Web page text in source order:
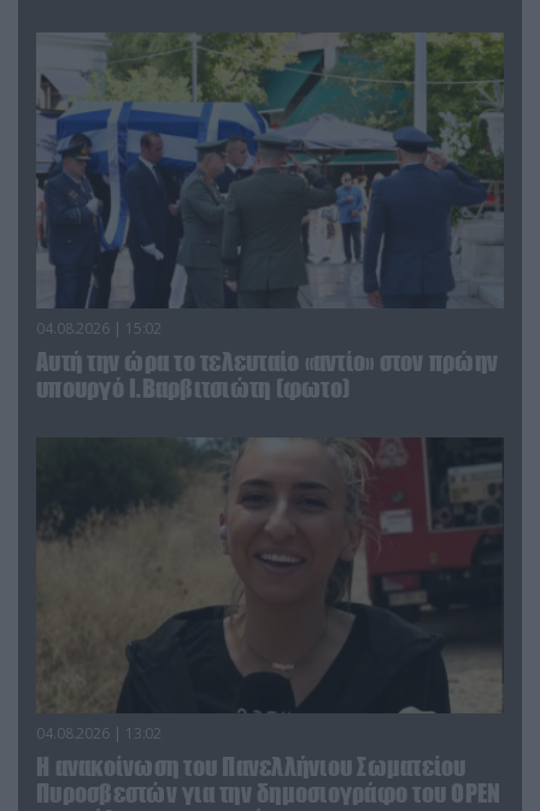
04.08.2026 | 15:02
Αυτή την ώρα το τελευταίο «αντίο» στον πρώην
υπουργό Ι.Βαρβιτσιώτη (φωτο)
04.08.2026 | 13:02
Η ανακοίνωση του Πανελλήνιου Σωματείου
Πυροσβεστών για την δημοσιογράφο του OPEN